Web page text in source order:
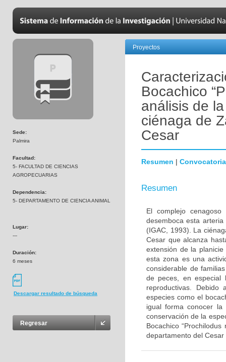
Sede:
Palmira
Facultad:
5- FACULTAD DE CIENCIAS
AGROPECUARIAS
Dependencia:
5- DEPARTAMENTO DE CIENCIA ANIMAL
Lugar:
---
Duración:
6 meses
Descargar resultado de búsqueda
Regresar
Proyectos
Bocachico
análisis de
ciénaga de
Cesar
Resumen | Convocatoria
Resumen
El complejo
desemboca esta
(IGAC, 1993). La
Cesar que alcanza
extensión de la
esta zona es una
considerable de
de peces, en especial
reproductivas.
especies como el
igual forma conocer
conservación de la
Bocachico
departamento del Cesar